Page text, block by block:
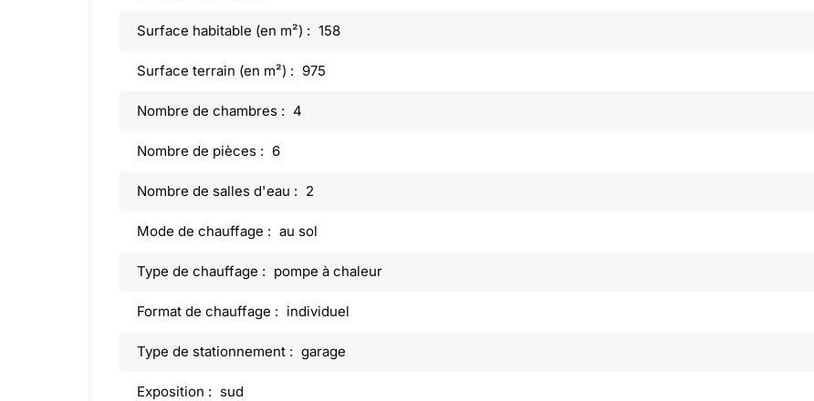
Surface habitable (en m²) : 158
Surface terrain (en m²) : 975
Nombre de chambres : 4
Nombre de pièces : 6
Nombre de salles d'eau : 2
Mode de chauffage : au sol
Type de chauffage : pompe à chaleur
Format de chauffage : individuel
Type de stationnement : garage
Exposition : sud